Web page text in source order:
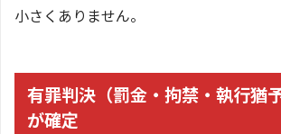
小さくありません。
有罪判決（罰金・拘禁・執行猶
が確定